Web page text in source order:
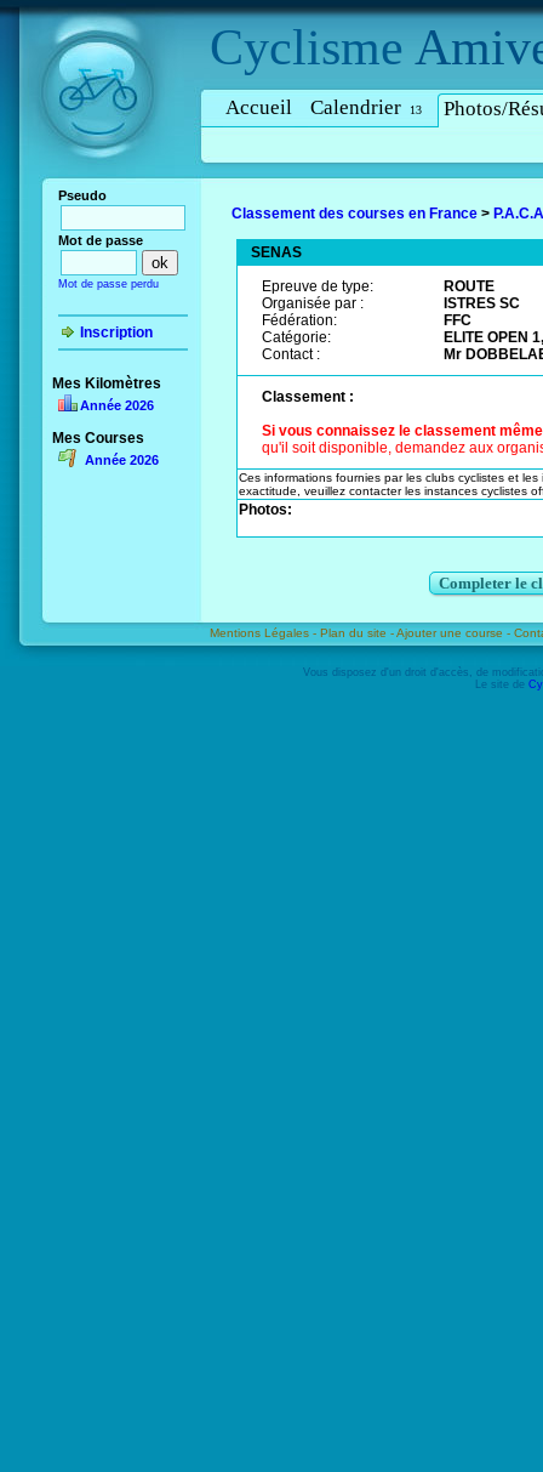
Cyclisme
Accueil Calendrier 13 Photos/
Pseudo
Mot de passe
Mot de passe perdu
Inscription
Mes Kilomètres
Année 2026
Mes Courses
Année 2026
Classement des courses en France >
SENAS
Epreuve de type:
ROUTE
Organisée par :
ISTRES SC
Fédération:
FFC
Catégorie:
ELITE OPEN
Contact :
Mr
Classement :
Si vous connaissez le classement
qu'il soit disponible, demandez aux
Ces informations fournies par les clubs cyclistes et
exactitude, veuillez contacter les instances cyclistes
Photos:
Completer le
Mentions Légales - Plan du site -Ajouter une course -
Vous disposez d'un droit d'accès, de
Le site de